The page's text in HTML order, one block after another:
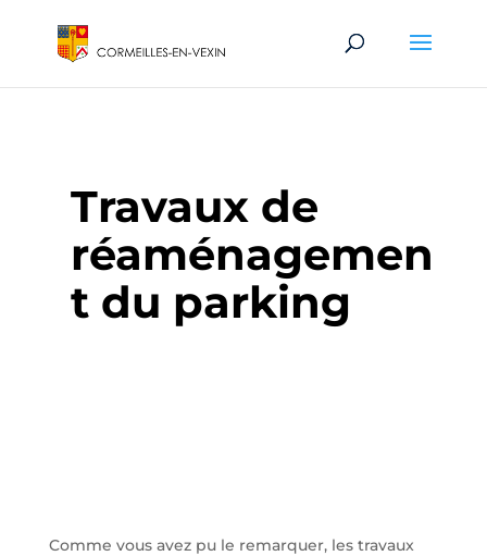
Travaux de
réaménagemen
t du parking
Comme vous avez pu le remarquer, les travaux